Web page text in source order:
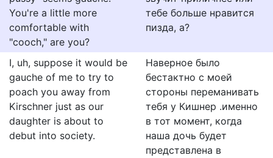
You're a little more
comfortable with
"cooch," are you?
тебе больше нравится
пизда, а?
I, uh, suppose it would be
gauche of me to try to
poach you away from
Kirschner just as our
daughter is about to
debut into society.
Наверное было
бестактно с моей
стороны переманивать
тебя у Кишнер .именно
в тот момент, когда
наша дочь будет
представлена в